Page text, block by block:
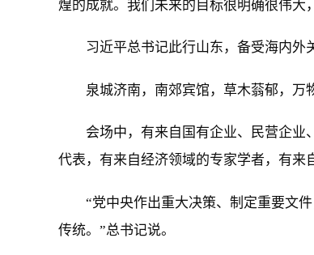
煌的成就。我们未来的目标很明确很伟大
习近平总书记此行山东，备受海内外
泉城济南，南郊宾馆，草木蓊郁，万
会场中，有来自国有企业、民营企业
代表，有来自经济领域的专家学者，有来
“党中央作出重大决策、制定重要文
传统。”总书记说。